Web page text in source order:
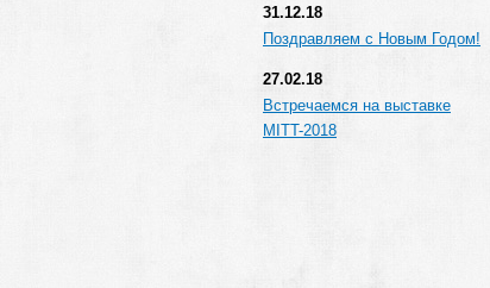
31.12.18
Поздравляем с Новым Годом!
27.02.18
Встречаемся на выставке
MITT-2018